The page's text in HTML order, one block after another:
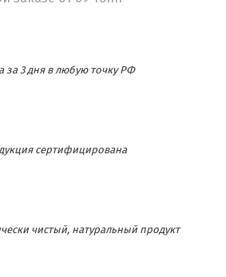
за 3 дня в любую точку РФ
сертифицирована
чистый, натуральный продукт